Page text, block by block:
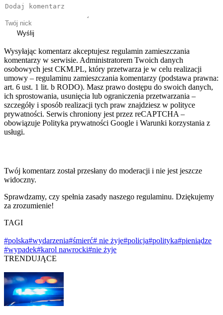
Wyślij
Wysyłając komentarz akceptujesz regulamin zamieszczania
komentarzy w serwisie. Administratorem Twoich danych
osobowych jest CKM.PL, który przetwarza je w celu realizacji
umowy – regulaminu zamieszczania komentarzy (podstawa prawna:
art. 6 ust. 1 lit. b RODO). Masz prawo dostępu do swoich danych,
ich sprostowania, usunięcia lub ograniczenia przetwarzania –
szczegóły i sposób realizacji tych praw znajdziesz w polityce
prywatności. Serwis chroniony jest przez reCAPTCHA –
obowiązuje Polityka prywatności Google i Warunki korzystania z
usługi.
Twój komentarz został przesłany do moderacji i nie jest jeszcze
widoczny.
Sprawdzamy, czy spełnia zasady naszego regulaminu. Dziękujemy
za zrozumienie!
TAGI
#polska#wydarzenia#śmierć# nie żyje#policja#polityka#pieniądze
#wypadek#karol nawrocki#nie żyje
TRENDUJĄCE